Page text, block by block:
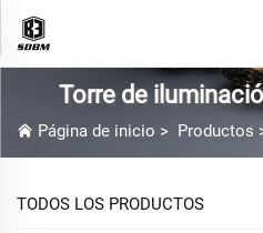
Torre de
Página de inicio > Productos
TODOS LOS PRODUCTOS